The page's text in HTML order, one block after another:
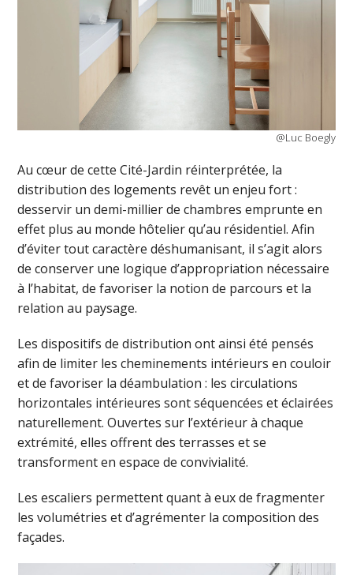
@Luc Boegly
Au cœur de cette Cité-Jardin réinterprétée, la
distribution des logements revêt un enjeu fort :
desservir un demi-millier de chambres emprunte en
effet plus au monde hôtelier qu’au résidentiel. Afin
d’éviter tout caractère déshumanisant, il s’agit alors
de conserver une logique d’appropriation nécessaire
à l’habitat, de favoriser la notion de parcours et la
relation au paysage.
Les dispositifs de distribution ont ainsi été pensés
afin de limiter les cheminements intérieurs en couloir
et de favoriser la déambulation : les circulations
horizontales intérieures sont séquencées et éclairées
naturellement. Ouvertes sur l’extérieur à chaque
extrémité, elles offrent des terrasses et se
transforment en espace de convivialité.
Les escaliers permettent quant à eux de fragmenter
les volumétries et d’agrémenter la composition des
façades.